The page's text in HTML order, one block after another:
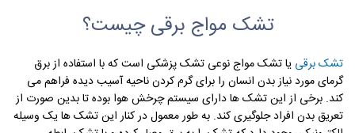
تشک مواج برقی چیست؟
تشک برقی یا تشک مواج نوعی تشک پزشکی است که با استفاده از برق
گرمای مورد نیاز بدن انسان را برای گرم کردن ناحیه آسیب دیده فراهم می
کند. برخی از این تشک ها دارای سیستم چرخش هوا بوده تا بدین صورت از
تعریق بدن افراد جلوگیری کند. به طور معمول در کنار این تشک ها یک وسیله